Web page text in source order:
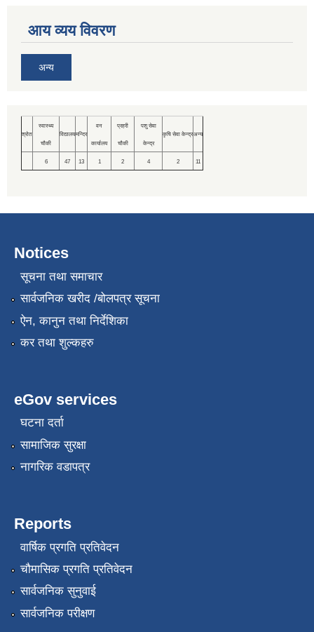
आय व्यय विवरण
अन्य
श्रोत
स्वास्थ्य
चौकी
विद्यालयमन्दिर
वन
कार्यालय
प्रहरी
चौकी
पशु सेवा
केन्द्र
कृषि सेवा केन्द्रअन्य
6 47 13 1 2 4 2 11
Notices
सूचना तथा समाचार
सार्वजनिक खरीद /बोलपत्र सूचना
ऐन, कानुन तथा निर्देशिका
कर तथा शुल्कहरु
eGov services
घटना दर्ता
सामाजिक सुरक्षा
नागरिक वडापत्र
Reports
वार्षिक प्रगति प्रतिवेदन
चौमासिक प्रगति प्रतिवेदन
सार्वजनिक सुनुवाई
सार्वजनिक परीक्षण